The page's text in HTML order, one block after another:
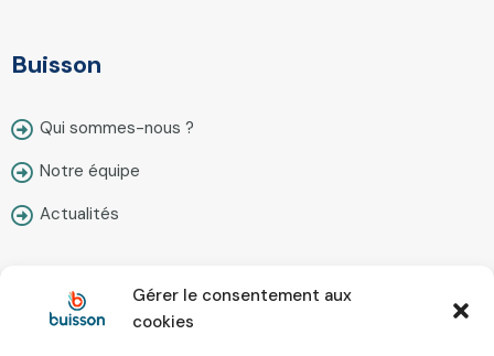
Gérer le consentement aux
cookies
Buisson
Qui sommes-nous ?
Notre équipe
Actualités
Contact